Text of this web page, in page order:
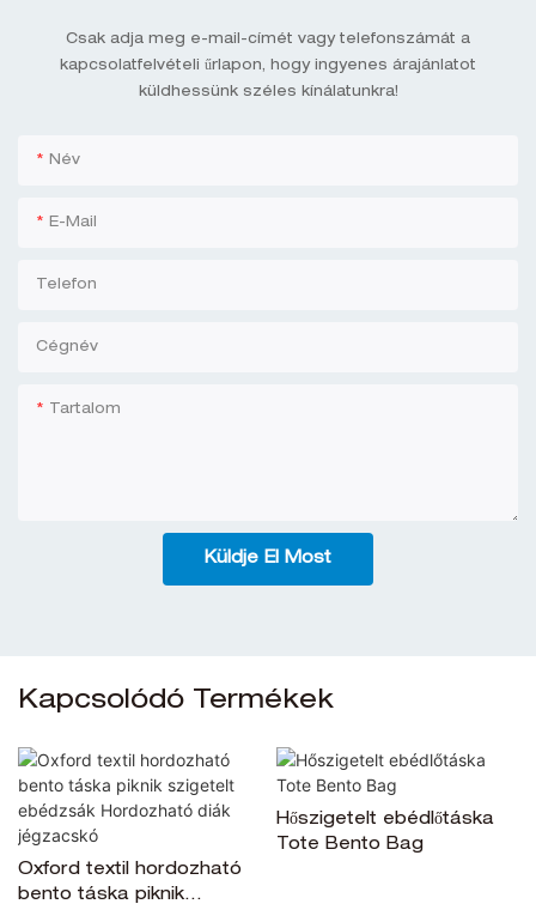
Csak adja meg e-mail-címét vagy telefonszámát a
kapcsolatfelvételi űrlapon, hogy ingyenes árajánlatot
küldhessünk széles kínálatunkra!
Név
E-Mail
Telefon
Cégnév
Tartalom
Küldje El Most
Kapcsolódó Termékek
Oxford textil hordozható
bento táska piknik
Hőszigetelt ebédlőtáska
Tote Bento Bag